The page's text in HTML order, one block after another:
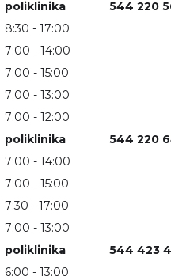
poliklinika
544 220
8:30 - 17:00
7:00 - 14:00
7:00 - 15:00
7:00 - 13:00
7:00 - 12:00
poliklinika
544 220
7:00 - 14:00
7:00 - 15:00
7:30 - 17:00
7:00 - 13:00
poliklinika
544 423
6:00 - 13:00